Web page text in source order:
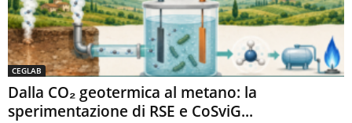
CEGLAB
Dalla CO₂ geotermica al metano: la
sperimentazione di RSE e CoSviG...